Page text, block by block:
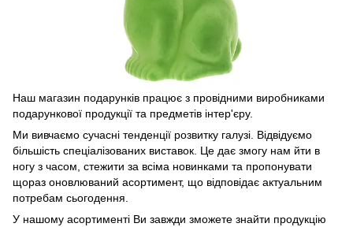
Наш магазин подарунків працює з провідними виробниками
подарункової продукції та предметів інтер'єру.
Ми вивчаємо сучасні тенденції розвитку галузі. Відвідуємо
більшість спеціалізованих виставок. Це дає змогу нам йти в
ногу з часом, стежити за всіма новинками та пропонувати
щораз оновлюваний асортимент, що відповідає актуальним
потребам сьогодення.
У нашому асортименті Ви завжди зможете знайти продукцію